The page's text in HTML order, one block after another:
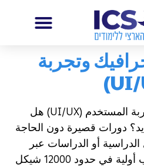
وتجربة
دورة تصميم الجرافيك وتجربة المستخدم (UI/UX) هل
دورات قصيرة دون الحاجة
أو الدراسات عبر
الإنترنت من اختيارك! رواتب أولية في حدود 12000 شيكل